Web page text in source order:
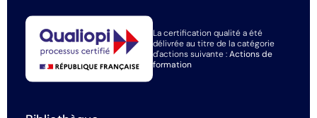
La certification qualité a été
délivrée au titre de la catégorie
d'actions suivante :Actions de
formation